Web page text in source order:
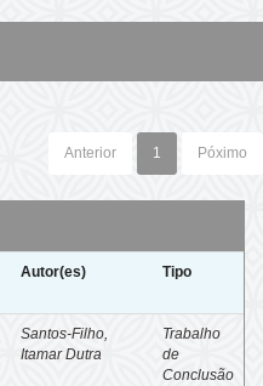
Anterior 1 Póximo
Autor(es) Tipo
Santos-Filho,
Itamar Dutra
Trabalho
de
Conclusão